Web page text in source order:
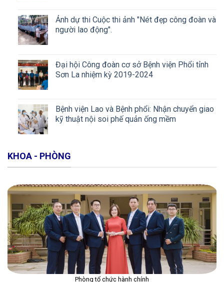
Ảnh dự thi Cuộc thi ảnh "Nét đẹp công đoàn và
người lao động".
Đại hội Công đoàn cơ sở Bệnh viện Phổi tỉnh
Sơn La nhiệm kỳ 2019-2024
Bệnh viện Lao và Bệnh phổi: Nhận chuyển giao
kỹ thuật nội soi phế quản ống mềm
KHOA - PHÒNG
Phòng tổ chức hành chính